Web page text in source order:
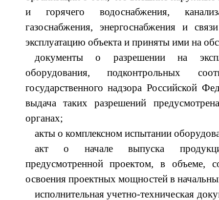
и горячего водоснабжения,
газоснабжения, энергоснабжения и
эксплуатацию объекта и приняты ими на
документы о разрешении на
оборудования, подконтрольных
государственного надзора Российской
выдача таких разрешений
органах;
акты о комплексном испытании
акт о начале выпуска
предусмотренной проектом, в объеме,
освоения проектных мощностей в
исполнительная учетно-техническая